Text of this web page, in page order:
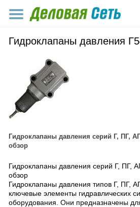
Гидроклапаны давления
Гидроклапаны давления серий Г, ПГ,
обзор
Гидроклапаны давления серий Г, ПГ,
обзор
Гидроклапаны давления типов Г, ПГ,
ключевые элементы гидравлических
оборудования. Они предназначены